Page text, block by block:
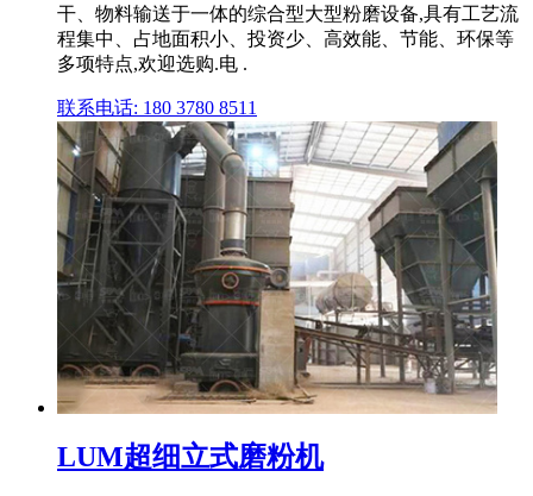
干、物料输送于一体的综合型大型粉磨设备,具有工艺流
程集中、占地面积小、投资少、高效能、节能、环保等
多项特点,欢迎选购.电 .
联系电话: 180 3780 8511
LUM超细立式磨粉机